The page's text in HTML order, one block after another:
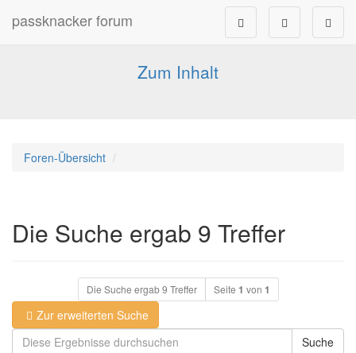
passknacker forum
Forum für alle Pässe- und Tourenfahrer
Zum Inhalt
Foren-Übersicht
Die Suche ergab 9 Treffer
Die Suche ergab 9 Treffer Seite 1 von 1
Zur erweiterten Suche